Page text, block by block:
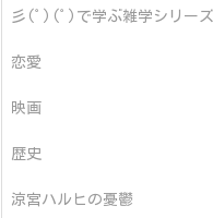
彡(ﾟ)(ﾟ)で学ぶ雑学シリーズ
恋愛
映画
歴史
涼宮ハルヒの憂鬱